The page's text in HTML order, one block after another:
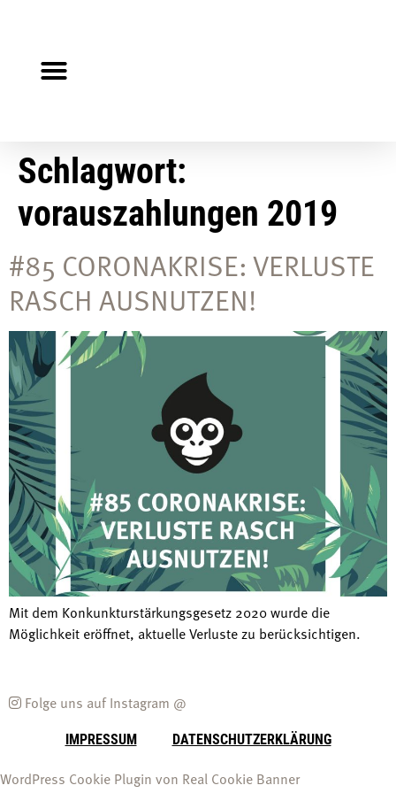
Schlagwort:
vorauszahlungen 2019
#85 CORONAKRISE: VERLUSTE
RASCH AUSNUTZEN!
Mit dem Konkunkturstärkungsgesetz 2020 wurde die
Möglichkeit eröffnet, aktuelle Verluste zu berücksichtigen.
Folge uns auf Instagram @
IMPRESSUM DATENSCHUTZERKLÄRUNG
WordPress Cookie Plugin von Real Cookie Banner